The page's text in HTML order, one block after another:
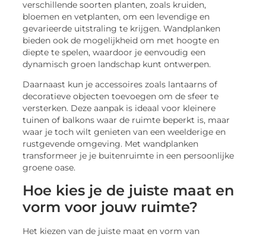
verschillende soorten planten, zoals kruiden,
bloemen en vetplanten, om een levendige en
gevarieerde uitstraling te krijgen. Wandplanken
bieden ook de mogelijkheid om met hoogte en
diepte te spelen, waardoor je eenvoudig een
dynamisch groen landschap kunt ontwerpen.
Daarnaast kun je accessoires zoals lantaarns of
decoratieve objecten toevoegen om de sfeer te
versterken. Deze aanpak is ideaal voor kleinere
tuinen of balkons waar de ruimte beperkt is, maar
waar je toch wilt genieten van een weelderige en
rustgevende omgeving. Met wandplanken
transformeer je je buitenruimte in een persoonlijke
groene oase.
Hoe kies je de juiste maat en
vorm voor jouw ruimte?
Het kiezen van de juiste maat en vorm van